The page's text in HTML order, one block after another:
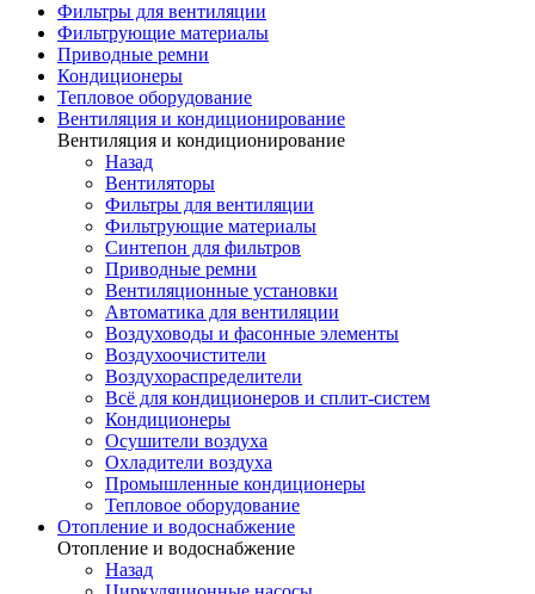
Фильтры для вентиляции
Фильтрующие материалы
Приводные ремни
Кондиционеры
Тепловое оборудование
Вентиляция и кондиционирование
Вентиляция и кондиционирование
Назад
Вентиляторы
Фильтры для вентиляции
Фильтрующие материалы
Синтепон для фильтров
Приводные ремни
Вентиляционные установки
Автоматика для вентиляции
Воздуховоды и фасонные элементы
Воздухоочистители
Воздухораспределители
Всё для кондиционеров и сплит-систем
Кондиционеры
Осушители воздуха
Охладители воздуха
Промышленные кондиционеры
Тепловое оборудование
Отопление и водоснабжение
Отопление и водоснабжение
Назад